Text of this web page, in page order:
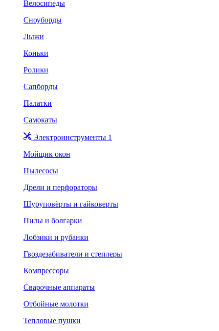
Велосипеды
Сноуборды
Лыжи
Коньки
Ролики
Сапборды
Палатки
Самокаты
Электроинструменты 1
Мойщик окон
Пылесосы
Дрели и перфораторы
Шуруповёрты и гайковерты
Пилы и болгарки
Лобзики и рубанки
Гвоздезабиватели и степлеры
Компрессоры
Сварочные аппараты
Отбойные молотки
Тепловые пушки